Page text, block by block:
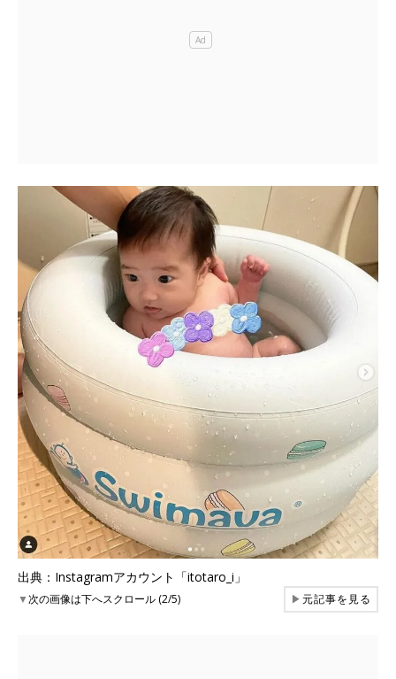
出典：Instagramアカウント「itotaro_i」
▼次の画像は下へスクロール (2/5) ▶元記事を見る